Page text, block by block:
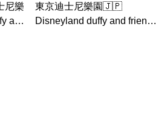
尼樂
and
東京迪士尼樂園🇯🇵
Disneyland duffy and friends